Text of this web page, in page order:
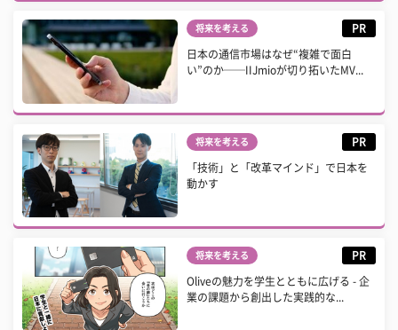
将来を考える PR
日本の通信市場はなぜ“複雑で面白
い”のか──IIJmioが切り拓いたMV...
将来を考える PR
「技術」と「改革マインド」で日本を
動かす
将来を考える PR
Oliveの魅力を学生とともに広げる - 企
業の課題から創出した実践的な...